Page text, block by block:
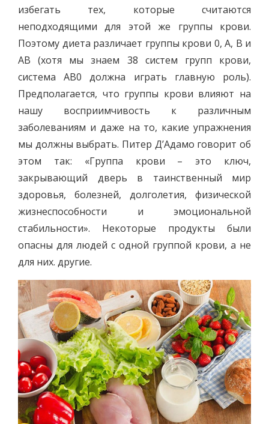
избегать тех, которые считаются
неподходящими для этой же группы крови.
Поэтому диета различает группы крови 0, A, B и
AB (хотя мы знаем 38 систем групп крови,
система AB0 должна играть главную роль).
Предполагается, что группы крови влияют на
нашу восприимчивость к различным
заболеваниям и даже на то, какие упражнения
мы должны выбрать. Питер Д’Адамо говорит об
этом так: «Группа крови – это ключ,
закрывающий дверь в таинственный мир
здоровья, болезней, долголетия, физической
жизнеспособности и эмоциональной
стабильности». Некоторые продукты были
опасны для людей с одной группой крови, а не
для них. другие.